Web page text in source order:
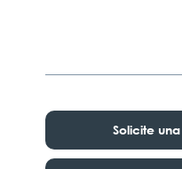
Solicite